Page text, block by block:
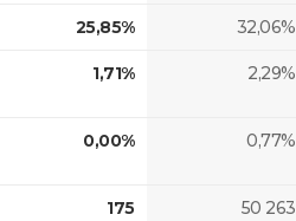
25,85% 32,06%
1,71% 2,29%
0,00% 0,77%
175 50 263